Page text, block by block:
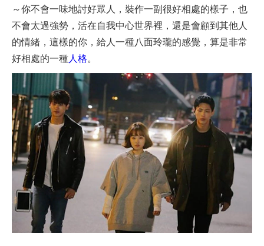
～你不會一味地討好眾人，裝作一副很好相處的樣子，也
不會太過強勢，活在自我中心世界裡，還是會顧到其他人
的情緒，這樣的你，給人一種八面玲瓏的感覺，算是非常
好相處的一種人格。